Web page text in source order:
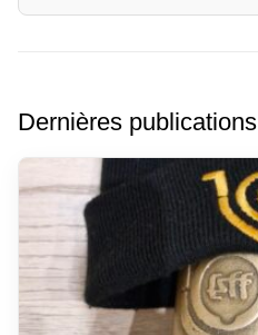
Dernières publications